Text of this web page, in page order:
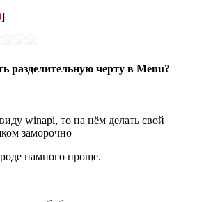
]
разделительную черту в Menu?
winapi, то на нём делать свой
заморочно
намного проще.